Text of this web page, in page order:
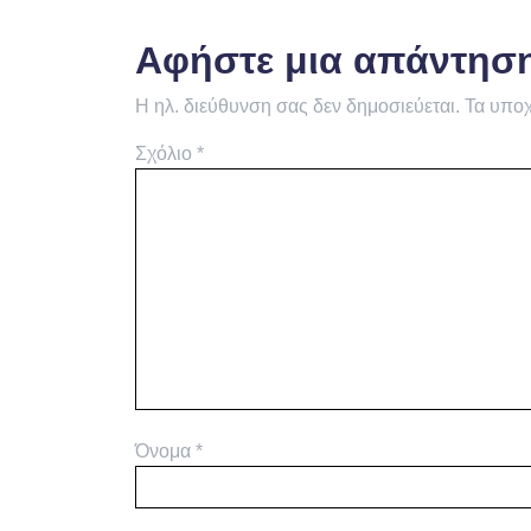
Αφήστε μια
Η ηλ. διεύθυνση σας δεν δημοσιεύεται. Τα
Σχόλιο *
Όνομα *